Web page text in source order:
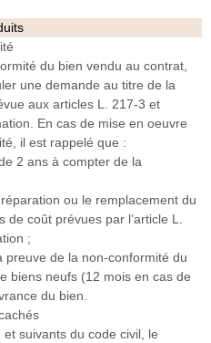
du bien vendu au contrat,
une demande au titre de la
aux articles L. 217-3 et
En cas de mise en oeuvre
il est rappelé que :
2 ans à compter de la
ou le remplacement du
de coût prévues par l’article L.
;
preuve de la non-conformité du
biens neufs (12 mois en cas de
du bien.
suivants du code civil, le